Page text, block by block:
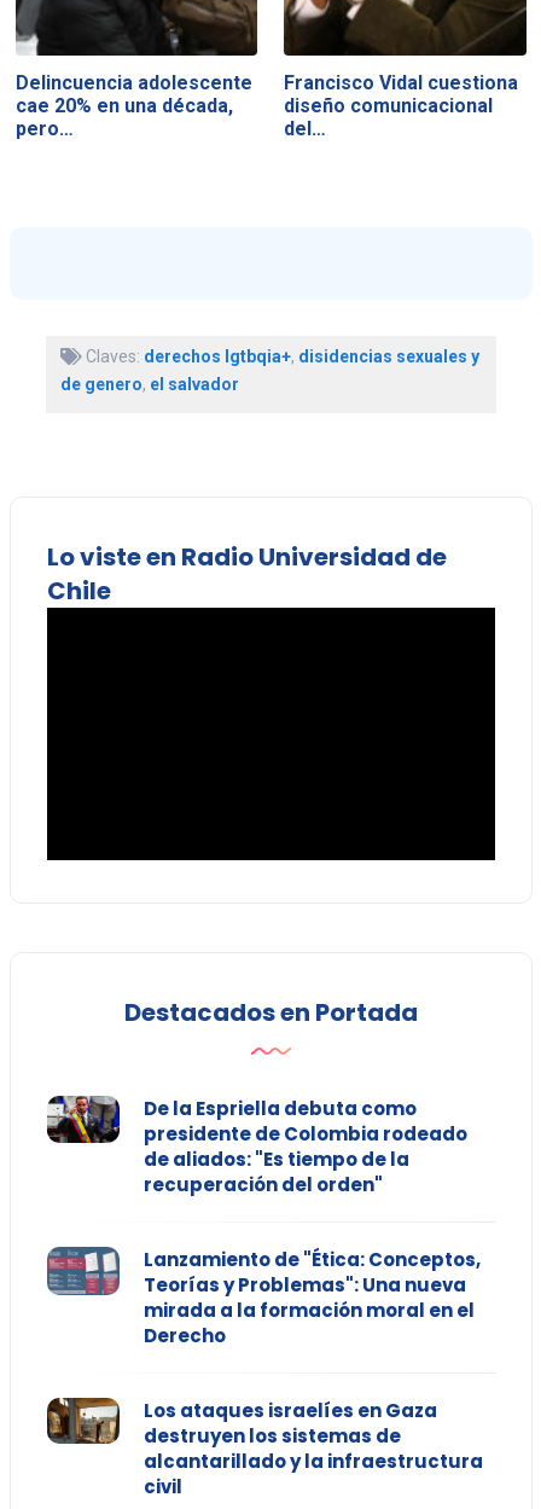
Delincuencia adolescente
cae 20% en una década,
pero…
Francisco Vidal cuestiona
diseño comunicacional
del…
Claves: derechos lgtbqia+, disidencias sexuales y
de genero, el salvador
Lo viste en Radio Universidad de
Chile
Destacados en Portada
De la Espriella debuta como
presidente de Colombia rodeado
de aliados: "Es tiempo de la
recuperación del orden"
Lanzamiento de "Ética: Conceptos,
Teorías y Problemas": Una nueva
mirada a la formación moral en el
Derecho
Los ataques israelíes en Gaza
destruyen los sistemas de
alcantarillado y la infraestructura
civil